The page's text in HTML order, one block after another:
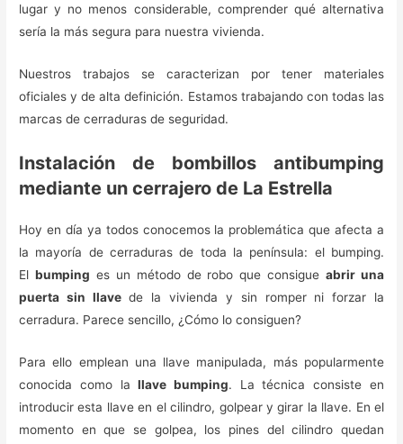
lugar y no menos considerable, comprender qué alternativa
sería la más segura para nuestra vivienda.
Nuestros trabajos se caracterizan por tener materiales
oficiales y de alta definición. Estamos trabajando con todas las
marcas de cerraduras de seguridad.
Instalación de bombillos antibumping
mediante un cerrajero de La Estrella
Hoy en día ya todos conocemos la problemática que afecta a
la mayoría de cerraduras de toda la península: el bumping.
El bumping es un método de robo que consigueabrir una
puerta sin llavede la vivienda y sin romper ni forzar la
cerradura. Parece sencillo, ¿Cómo lo consiguen?
Para ello emplean una llave manipulada, más popularmente
conocida como lallave bumping. La técnica consiste en
introducir esta llave en el cilindro, golpear y girar la llave. En el
momento en que se golpea, los pines del cilindro quedan